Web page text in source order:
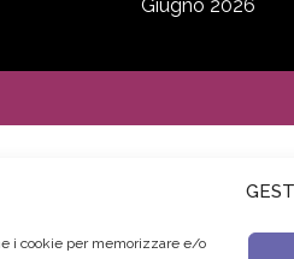
i cookie per memorizzare e/o
Giugno 2026